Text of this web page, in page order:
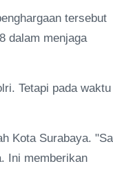
tersebut
dalam menjaga
Tetapi pada
Kota Surabaya.
Ini memberikan